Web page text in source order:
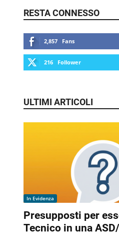
RESTA CONNESSO
2,857 Fans
216 Follower
ULTIMI ARTICOLI
In Evidenza
Presupposti per
Tecnico in una